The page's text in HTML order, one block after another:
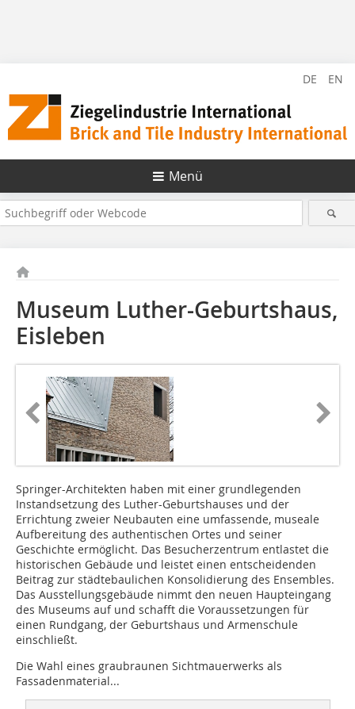
DE EN
Menü
Museum Luther-Geburtshaus,
Eisleben
Springer-Architekten haben mit einer grundlegenden
Instandsetzung des Luther-Geburtshauses und der
Errichtung zweier Neubauten eine umfassende, museale
Aufbereitung des authentischen Ortes und seiner
Geschichte ermöglicht. Das Besucherzentrum entlastet die
historischen Gebäude und leistet einen entscheidenden
Beitrag zur städtebaulichen Konsolidierung des Ensembles.
Das Ausstellungsgebäude nimmt den neuen Haupteingang
des Museums auf und schafft die Voraussetzungen für
einen Rundgang, der Geburtshaus und Armenschule
einschließt.
Die Wahl eines graubraunen Sichtmauerwerks als
Fassadenmaterial...